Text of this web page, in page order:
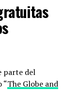
parte del
“The Globe and